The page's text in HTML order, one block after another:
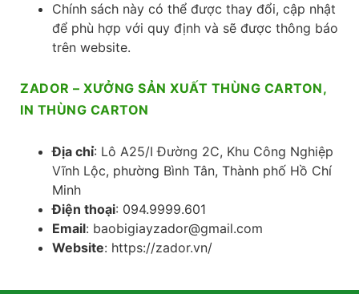
Chính sách này có thể được thay đổi, cập nhật
để phù hợp với quy định và sẽ được thông báo
trên website.
ZADOR – XƯỞNG SẢN XUẤT THÙNG CARTON,
IN THÙNG CARTON
Địa chỉ: Lô A25/I Đường 2C, Khu Công Nghiệp
Vĩnh Lộc, phường Bình Tân, Thành phố Hồ Chí
Minh
Điện thoại: 094.9999.601
Email: baobigiayzador@gmail.com
Website: https://zador.vn/